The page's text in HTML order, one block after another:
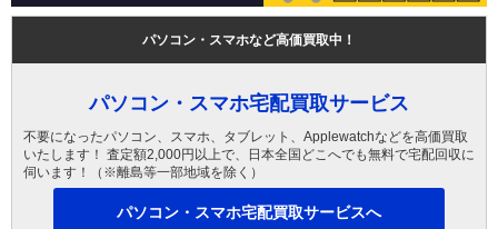
パソコン・スマホなど高価買取中！
パソコン・スマホ宅配買取サービス
不要になったパソコン、スマホ、タブレット、Applewatchなどを高価買取
いたします！ 査定額2,000円以上で、日本全国どこへでも無料で宅配回収に
伺います！（※離島等一部地域を除く）
パソコン・スマホ宅配買取サービスへ